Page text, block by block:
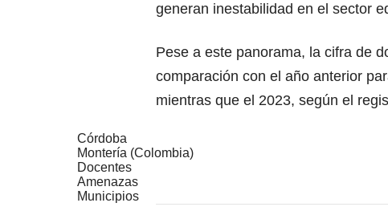
generan inestabilidad en el sector
Pese a este panorama, la cifra de
comparación con el año anterior
mientras que el 2023, según el
Córdoba
Montería (Colombia)
Docentes
Amenazas
Municipios